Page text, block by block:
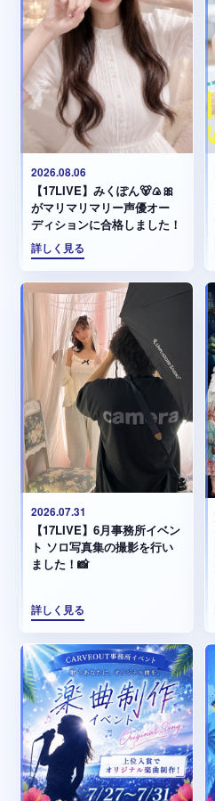
2026.08.06
【17LIVE】みくぽん🐻🍙🎀
がマリマリマリー声優オー
ディションに合格しました！
詳しく見る
2026.07.31
【17LIVE】6月事務所イベン
ト ソロ写真集の撮影を行い
ました！📸
詳しく見る